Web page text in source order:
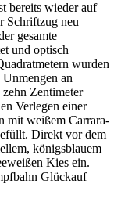
bereits wieder auf
Schriftzug neu
gesamte
und optisch
wurden
an
Zentimeter
Verlegen einer
mit weißem Carrara-
Direkt vor dem
königsblauem
Kies ein.
Glückauf